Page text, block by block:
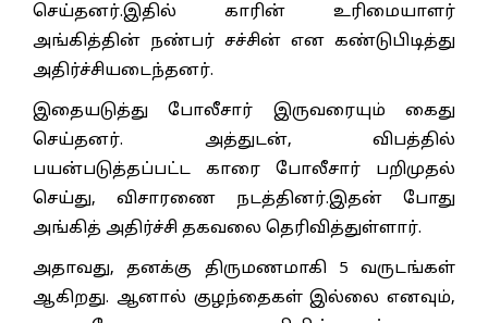
செய்தனர்.இதில் காரின் உரிமையாளர்
அங்கித்தின் நண்பர் சச்சின் என கண்டுபிடித்து
அதிர்ச்சியடைந்தனர்.
இதையடுத்து போலீசார் இருவரையும் கைது
செய்தனர். அத்துடன், விபத்தில்
பயன்படுத்தப்பட்ட காரை போலீசார் பறிமுதல்
செய்து, விசாரணை நடத்தினர்.இதன் போது
அங்கித் அதிர்ச்சி தகவலை தெரிவித்துள்ளார்.
அதாவது, தனக்கு திருமணமாகி 5 வருடங்கள்
ஆகிறது. ஆனால் குழந்தைகள் இல்லை எனவும்,